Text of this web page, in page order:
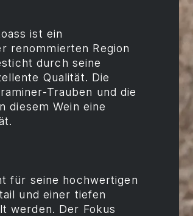
ist ein
renommierten Region
durch seine
Qualität. Die
Trauben und die
diesem Wein eine
für seine hochwertigen
und einer tiefen
werden. Der Fokus